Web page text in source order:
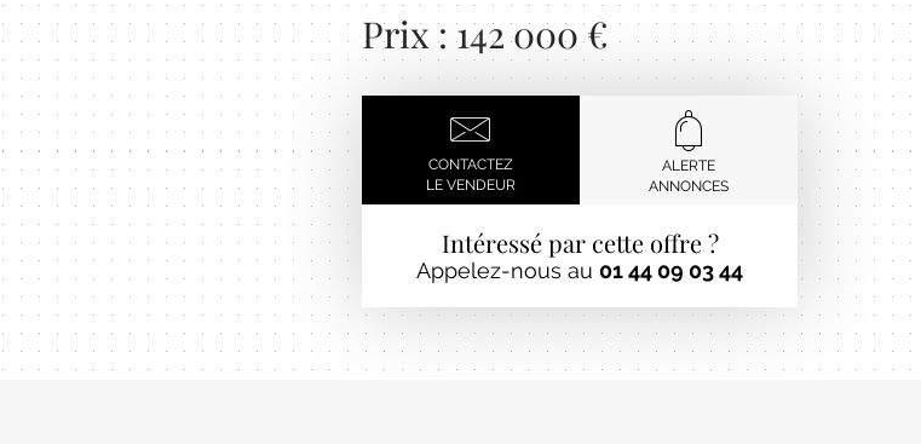
Prix : 142 000 €
CONTACTEZ
LE VENDEUR
ALERTE
ANNONCES
Intéressé par cette offre ?
Appelez-nous au 01 44 09 03 44